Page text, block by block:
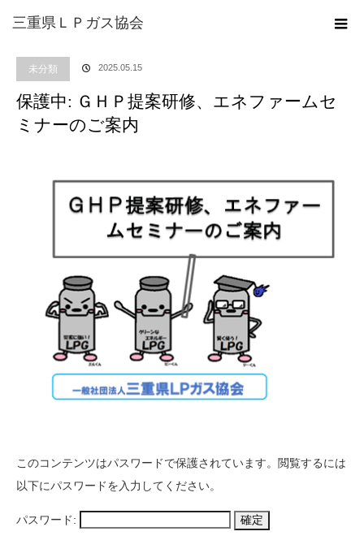
三重県ＬＰガス協会
ブログ
未分類 保護中: ＧＨＰ提案研修、エネファームセミナーのご
未分類 2025.05.15
保護中: ＧＨＰ提案研修、エネファームセ
ミナーのご案内
このコンテンツはパスワードで保護されています。閲覧するには
以下にパスワードを入力してください。
パスワード: